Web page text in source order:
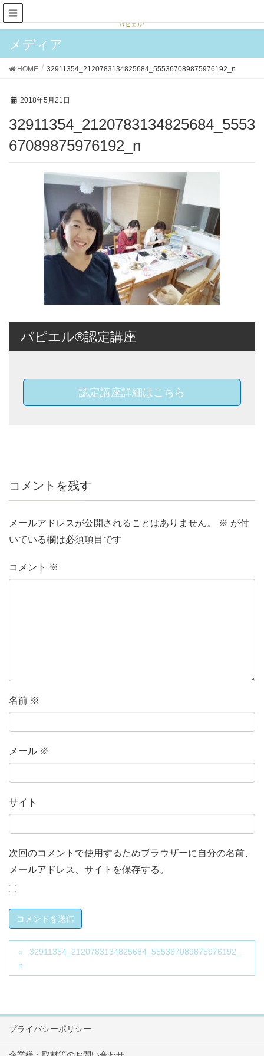
メディア
HOME 32911354_2120783134825684_555367089875976192_n
2018年5月21日
32911354_2120783134825684_5553
67089875976192_n
パピエル®認定講座
認定講座詳細はこちら
コメントを残す
メールアドレスが公開されることはありません。 ※ が付
いている欄は必須項目です
コメント ※
名前 ※
メール ※
サイト
次回のコメントで使用するためブラウザーに自分の名前、
メールアドレス、サイトを保存する。
32911354_2120783134825684_555367089875976192_
n
プライバシーポリシー